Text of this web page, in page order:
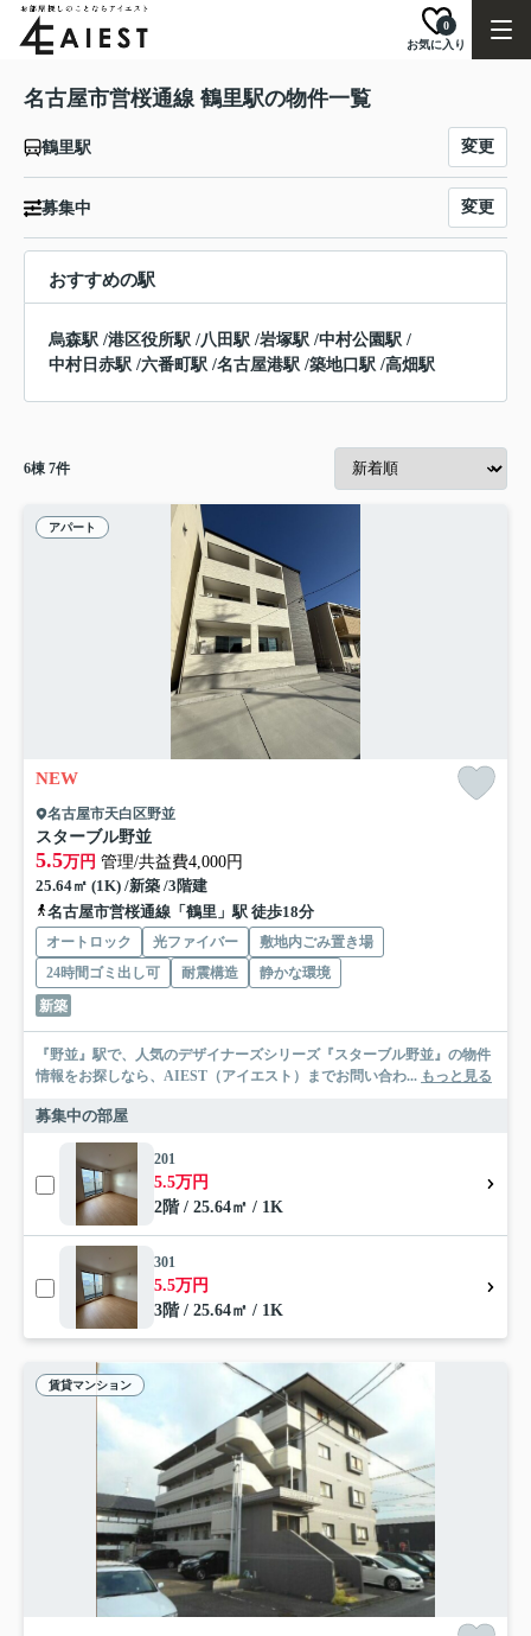
お気に入り
0
名古屋市営桜通線 鶴里駅の物件一覧
鶴里駅 変更
募集中 変更
おすすめの駅
烏森駅 /港区役所駅 /八田駅 /岩塚駅 /中村公園駅 /
中村日赤駅 /六番町駅 /名古屋港駅 /築地口駅 /高畑駅
6棟 7件
アパート
NEW
名古屋市天白区野並
スターブル野並
5.5万円 管理/共益費4,000円
25.64㎡ (1K) /新築 /3階建
名古屋市営桜通線「鶴里」駅 徒歩18分
オートロック 光ファイバー
敷地内ごみ置き場
24時間ゴミ出し可
耐震構造
静かな環境
新築
『野並』駅で、人気のデザイナーズシリーズ『スターブル野並』の物件
情報をお探しなら、AIEST（アイエスト）までお問い合わ... もっと見る
募集中の部屋
201
5.5万円
2階 / 25.64㎡ / 1K
301
5.5万円
3階 / 25.64㎡ / 1K
賃貸マンション